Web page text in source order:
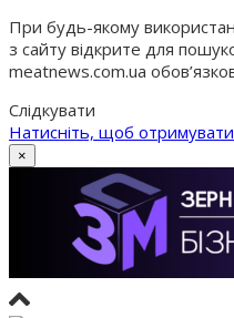
При будь-якому
з сайту відкрите для
meatnews.com.ua
Слідкувати
Натисніть, щоб
×